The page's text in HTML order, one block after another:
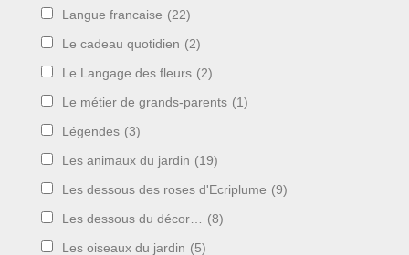
Langue francaise (22)
Le cadeau quotidien (2)
Le Langage des fleurs (2)
Le métier de grands-parents (1)
Légendes (3)
Les animaux du jardin (19)
Les dessous des roses d'Ecriplume (9)
Les dessous du décor… (8)
Les oiseaux du jardin (5)